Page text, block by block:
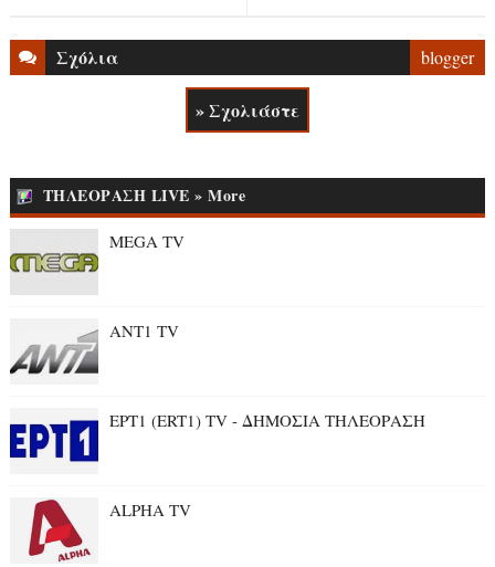
Σχόλια blogger
» Σχολιάστε
ΤΗΛΕΟΡΑΣΗ LIVE » More
MEGA TV
ANT1 TV
ΕΡΤ1 (ERT1) TV - ΔΗΜΟΣΙΑ ΤΗΛΕΟΡΑΣΗ
ALPHA TV